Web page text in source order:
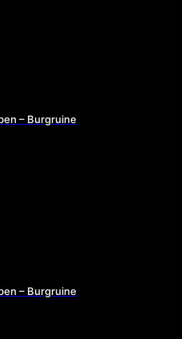
– Burgruine
– Burgruine